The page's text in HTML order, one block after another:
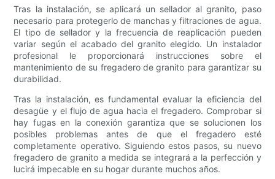
Tras la instalación, se aplicará un sellador al granito, paso
necesario para protegerlo de manchas y filtraciones de agua.
El tipo de sellador y la frecuencia de reaplicación pueden
variar según el acabado del granito elegido. Un instalador
profesional le proporcionará instrucciones sobre el
mantenimiento de su fregadero de granito para garantizar su
durabilidad.
Tras la instalación, es fundamental evaluar la eficiencia del
desagüe y el flujo de agua hacia el fregadero. Comprobar si
hay fugas en la conexión garantiza que se solucionen los
posibles problemas antes de que el fregadero esté
completamente operativo. Siguiendo estos pasos, su nuevo
fregadero de granito a medida se integrará a la perfección y
lucirá impecable en su hogar durante muchos años.